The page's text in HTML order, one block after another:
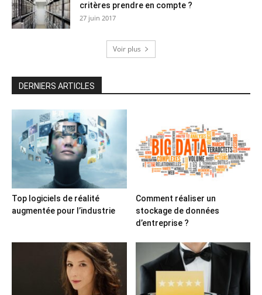
critères prendre en compte ?
27 juin 2017
Voir plus
DERNIERS ARTICLES
Top logiciels de réalité
augmentée pour l’industrie
Comment réaliser un
stockage de données
d’entreprise ?